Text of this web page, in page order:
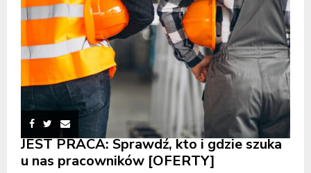
JEST PRACA: Sprawdź, kto i gdzie szuka
u nas pracowników [OFERTY]